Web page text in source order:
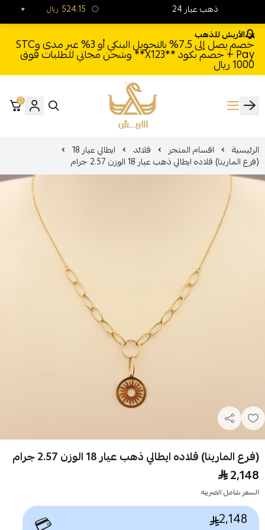
الأربش للذهب
خصم يصل إلى 7.5% بالتحويل البنكي أو 3% عبر مدى وSTC
Pay + خصم بكود **X123** وشحن مجاني للطلبات فوق
1000 ريال
الأربش للذهب
0
الرئيسية اقسام المتجر قلائد ايطالي عيار 18
(فرع المارينا) قلاده ايطالي ذهب عيار 18 الوزن 2.57 جرام
(فرع المارينا) قلاده ايطالي ذهب عيار 18 الوزن 2.57 جرام
2,148
السعر شامل الضريبه
2,148
24 ذهب عيار ريال 524.15